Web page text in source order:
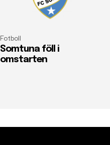
Fotboll
Somtuna föll i
omstarten